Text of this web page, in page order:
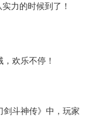
力的时候到了！
欢乐不停！
剑斗神传》中，玩家